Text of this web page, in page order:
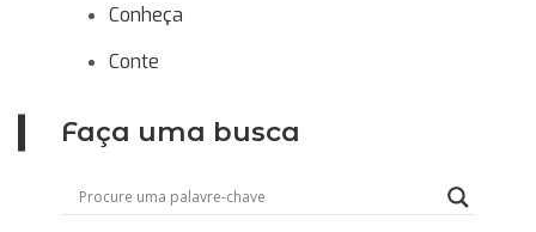
Conheça
Conte
Faça uma busca